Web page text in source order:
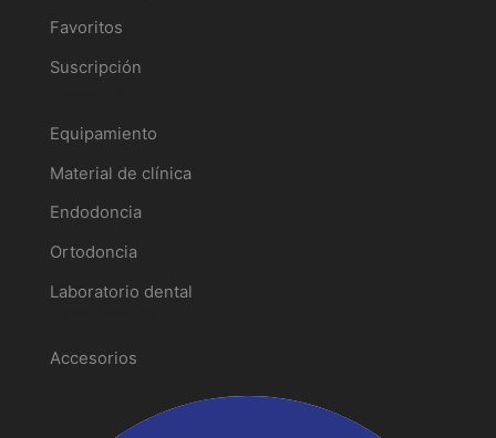
Favoritos
Suscripción
Equipamiento
Material de clínica
Endodoncia
Ortodoncia
Laboratorio dental
Accesorios